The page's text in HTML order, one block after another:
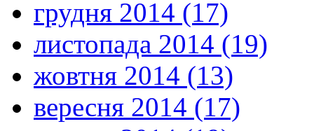
грудня 2014 (17)
листопада 2014 (19)
жовтня 2014 (13)
вересня 2014 (17)